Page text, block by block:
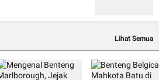
Lihat Semua